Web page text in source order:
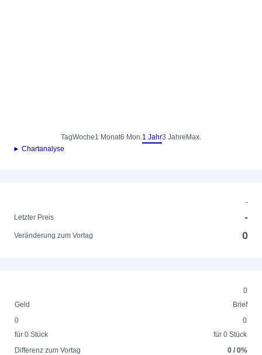
TagWoche1 Monat6 Mon.1 Jahr3 Jahre Max.
► Chartanalyse
-
Letzter Preis
-
Veränderung zum Vortag 0
0
Geld
Brief
0
für 0 Stück
0
für 0 Stück
Differenz zum Vortag
0 / 0%